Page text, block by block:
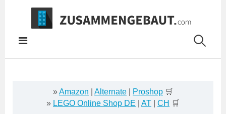
Springe
Inhalt
»Amazon Alternate Proshop 🛒
» LEGO Online Shop DE AT CH 🛒